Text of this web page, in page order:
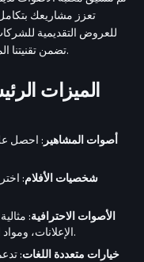
تعزز مشاريعك
للعروض التقديمية
تضمن تقنيتنا.
الميزات
أصوات المشاهير : احصل
شخصيات الأفلام:
الأصوات الاحترافية:
الإعلانات، ومواد التدريب، حيث توفر نبرة مصقولة ومهنية.
خيارات متعددة اللغات: